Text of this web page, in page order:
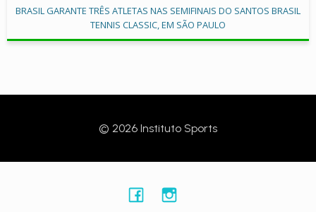
BRASIL GARANTE TRÊS ATLETAS NAS SEMIFINAIS DO SANTOS BRASIL
TENNIS CLASSIC, EM SÃO PAULO
© 2026 Instituto Sports